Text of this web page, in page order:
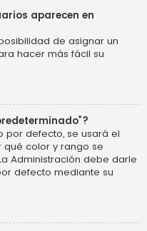
aparecen en
de asignar un
hacer más fácil su
por defecto, se usará el
qué color y rango se
Administración debe darle
defecto mediante su